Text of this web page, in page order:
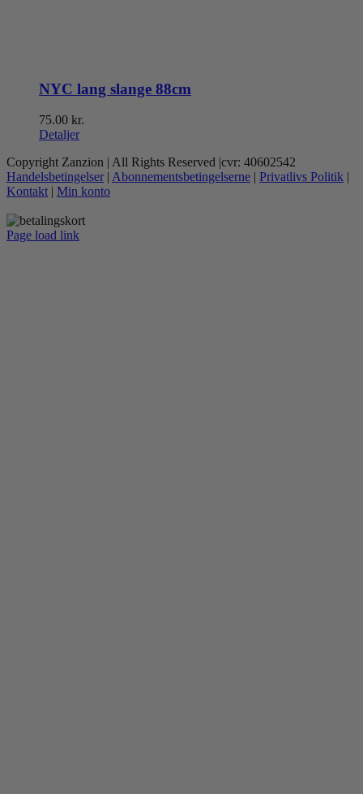
NYC lang slange 88cm
75.00 kr.
Detaljer
Copyright Zanzion | All Rights Reserved |cvr: 40602542
Handelsbetingelser | Abonnementsbetingelserne | Privatlivs Politik |
Kontakt | Min konto
Page load link